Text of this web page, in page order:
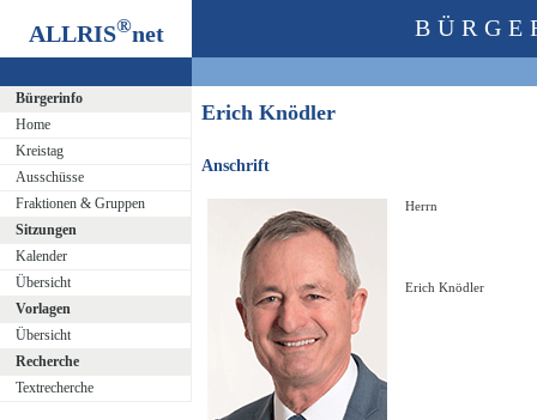
ALLRIS®net
Bürgerinfo
Home
Kreistag
Ausschüsse
Fraktionen & Gruppen
Sitzungen
Kalender
Übersicht
Vorlagen
Übersicht
Recherche
Textrecherche
Erich Knödler
Anschrift
Herrn
Erich Knödler